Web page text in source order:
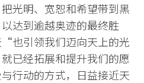
光明、宽恕和希望带到黑
达到逾越奥迹的最终胜
也引领我们迈向天上的光
已经拓展和提升我们的愿
行动的方式，日益接近天